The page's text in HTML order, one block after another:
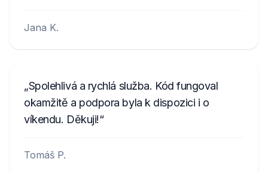
Jana K.
Spolehlivá a rychlá služba. Kód fungoval
okamžitě a podpora byla k dispozici i o
víkendu. Děkuji!
Tomáš P.